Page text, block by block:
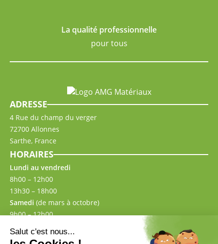
La qualité professionnelle
pour tous
ADRESSE
4 Rue du champ du verger
72700 Allonnes
Sarthe, France
HORAIRES
Lundi au vendredi
8h00 – 12h00
13h30 – 18h00
Samedi (de mars à octobre)
9h00 – 12h00